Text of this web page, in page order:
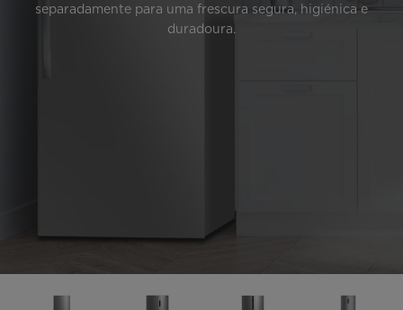
separadamente para uma frescura segura, higiénica e
duradoura.